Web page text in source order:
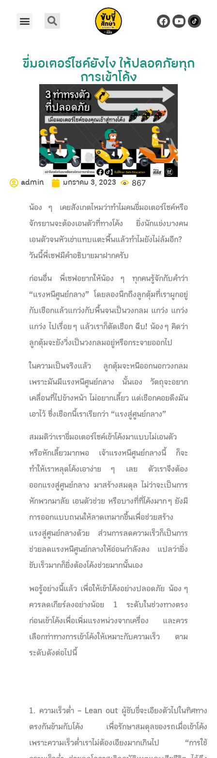
ขี่มอเตอร์ไซค์ยังไง ให้ปลอดภัยทุก
การเข้าโค้ง
admin มกราคม 3, 2023 867
น้อง ๆ เคยสังเกตไหมว่าทำไมคนขี่มอเตอร์ไซค์หรือ
จักรยานจะต้องเอนตัวที่ทางโค้ง ยิ่งนักแข่งบางคน
เอนตัวจนหัวเข่าแทบแตะพื้นแล้วทำไมยังไม่ล้มอีก?
วันนี้พี่เซฟมีคำอธิบายมาฝากครับ
ก่อนอื่น พี่เซฟอยากให้น้อง ๆ ทุกคนรู้จักกับคำว่า
“แรงหนีศูนย์กลาง” โดยลองนึกถึงลูกตุ้มที่เราผูกอยู่
กับเชือกแล้วแกว่งกับพื้นจนเป็นวงกลม แกว่ง แกว่ง
แกว่ง ไปเรื่อย ๆ แล้วเราก็ตัดเชือก ฉึบ! น้อง ๆ คิดว่า
ลูกตุ้มจะยังวิ่งเป็นวงกลมอยู่หรือกระจายออกไป
ในความเป็นจริงแล้ว ลูกตุ้มจะหนีออกนอกวงกลม
เพราะมันมีแรงหนีศูนย์กลาง นั้นเอง วัตถุจะอยาก
เคลื่อนที่ไปข้างหน้า ไม่อยากเลี้ยว แต่เชือกคอยดึงมัน
เอาไว้ ซึ่งเชือกนี้เราเรียกว่า “แรงสู่ศูนย์กลาง”
สมมติว่าเราขี่มอเตอร์ไซค์เข้าโค้งมาแบบไม่เอนตัว
หรือหักเลี้ยวมากพอ เจ้าแรงหนีศูนย์กลางนี้ ก็จะ
ทำให้เราหลุดโค้งเอาง่าย ๆ เลย ตัวเราจึงต้อง
ออกแรงสู่ศูนย์กลาง มาสร้างสมดุล ไม่ว่าจะเป็นการ
หักพวกมาลัย เอนตัวช่วย หรือบางที่ที่โค้งมาก ๆ ยังมี
การออกแบบถนนให้ลาดเทมากขึ้นเพื่อช่วยสร้าง
แรงสู่ศูนย์กลางด้วย ส่วนการลดความเร็วก็เป็นการ
ช่วยลดแรงหนีศูนย์กลางให้อ่อนกำลังลง แปลว่ายิ่ง
ขับเร็วมากก็ยิ่งต้องโค้งช่วยมากนั้นเอง
พอรู้อย่างนี้แล้ว เพื่อให้เข้าโค้งอย่างปลอดภัย น้อง ๆ
ควรลดเกียร์ลงอย่างน้อย 1 ระดับในช่วงทางตรง
ก่อนเข้าโค้งเพื่อเพิ่มแรงหน่วงจากเครื่อง และควร
เลือกท่าทางการเข้าโค้งให้เหมาะกับความเร็ว ตาม
ระดับดังต่อไปนี้
1. ความเร็วต่ำ – Lean out ผู้ขับขี่จะเอียงตัวไปในทิศทาง
ตรงกันข้ามกับโค้ง เพื่อรักษาสมดุลของรถเมื่อเข้าโค้ง
เพราะความเร็วต่ำเราไม่ต้องเอียงมากเกินไป “การใช้